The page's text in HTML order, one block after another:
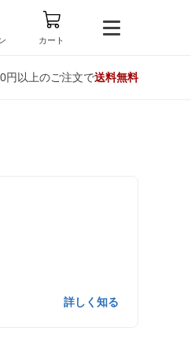
カート
円以上のご注文で送料無料
詳しく知る